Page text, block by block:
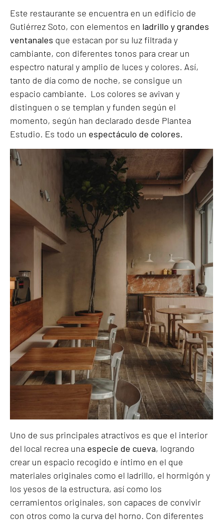
Este restaurante se encuentra en un edificio de
Gutiérrez Soto, con elementos en ladrillo y grandes
ventanales que estacan por su luz filtrada y
cambiante, con diferentes tonos para crear un
espectro natural y amplio de luces y colores. Así,
tanto de día como de noche, se consigue un
espacio cambiante. Los colores se avivan y
distinguen o se templan y funden según el
momento, según han declarado desde Plantea
Estudio. Es todo un espectáculo de colores.
Uno de sus principales atractivos es que el interior
del local recrea una especie de cueva, logrando
crear un espacio recogido e íntimo en el que
materiales originales como el ladrillo, el hormigón y
los yesos de la estructura, así como los
cerramientos originales, son capaces de convivir
con otros como la curva del horno. Con diferentes